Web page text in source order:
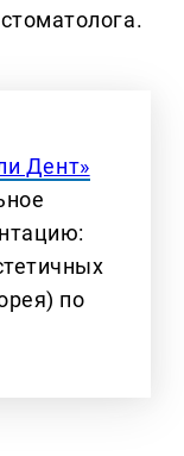
Дент»
по